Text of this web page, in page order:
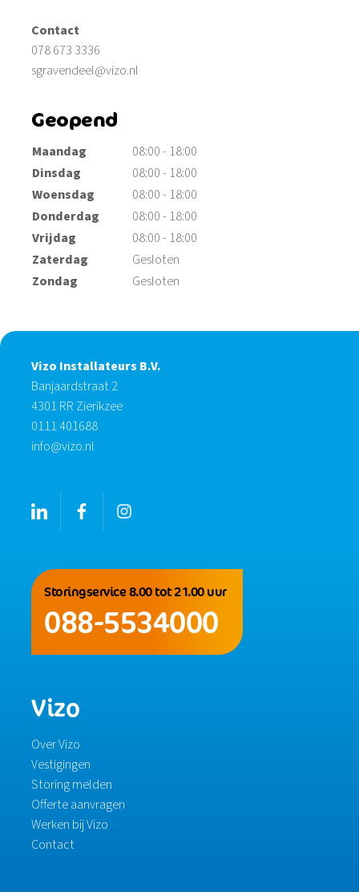
Contact
078 673 3336
sgravendeel@vizo.nl
Geopend
Maandag
08:00 - 18:00
Dinsdag
08:00 - 18:00
Woensdag
08:00 - 18:00
Donderdag
08:00 - 18:00
Vrijdag
08:00 - 18:00
Zaterdag
Gesloten
Zondag
Gesloten
Vizo Installateurs B.V.
Banjaardstraat 2
4301 RR Zierikzee
0111 401688
info@vizo.nl
Storingservice 8.00 tot 21.00 uur
088-5534000
Vizo
Over Vizo
Vestigingen
Storing melden
Offerte aanvragen
Werken bij Vizo
Contact